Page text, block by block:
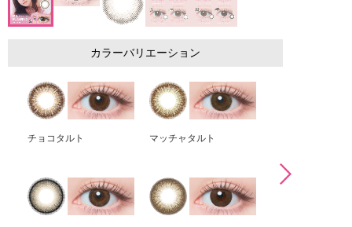
カラーバリエーション
チョコタルト マッチャタルト